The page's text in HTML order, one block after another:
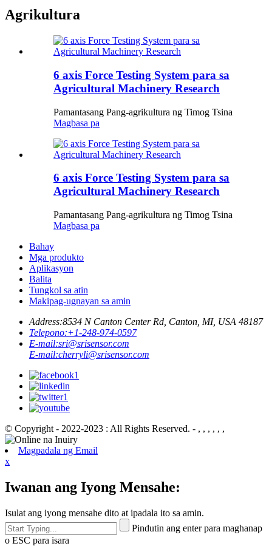
Agrikultura
6 axis Force Testing System para sa
Agricultural Machinery Research
Pamantasang Pang-agrikultura ng Timog Tsina
Magbasa pa
6 axis Force Testing System para sa
Agricultural Machinery Research
Pamantasang Pang-agrikultura ng Timog Tsina
Magbasa pa
Bahay
Mga produkto
Aplikasyon
Balita
Tungkol sa atin
Makipag-ugnayan sa amin
Address:8534 N Canton Center Rd, Canton, MI, USA 48187
Telepono:+1-248-974-0597
E-mail:sri@srisensor.com
E-mail:cherryli@srisensor.com
© Copyright - 2022-2023 : All Rights Reserved. - , , , , , ,
Magpadala ng Email
x
Iwanan ang Iyong Mensahe:
Isulat ang iyong mensahe dito at ipadala ito sa amin.
Pindutin ang enter para maghanap
o ESC para isara